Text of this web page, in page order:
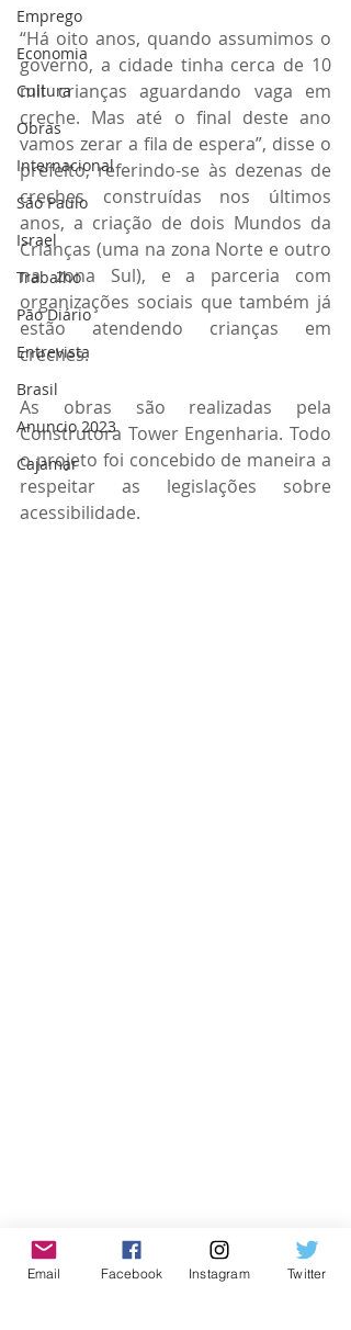
Emprego
Economia
Cultura
Obras
Internacional
São Paulo
Israel
Trabalho
Pão Diário
Entrevista
Brasil
Anuncio 2023
Cajamar
“Há oito anos, quando assumimos o
governo, a cidade tinha cerca de 10
mil crianças aguardando vaga em
creche. Mas até o final deste ano
vamos zerar a fila de espera”, disse o
prefeito, referindo-se às dezenas de
creches construídas nos últimos
anos, a criação de dois Mundos da
Crianças (uma na zona Norte e outro
na zona Sul), e a parceria com
organizações sociais que também já
estão atendendo crianças em
creches.
As obras são realizadas pela
Construtora Tower Engenharia. Todo
o projeto foi concebido de maneira a
respeitar as legislações sobre
acessibilidade.
Email Facebook Instagram Twitter